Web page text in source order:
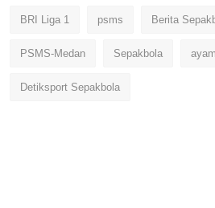
BRI Liga 1 psms Berita
PSMS-Medan Sepakbola
Detiksport Sepakbola